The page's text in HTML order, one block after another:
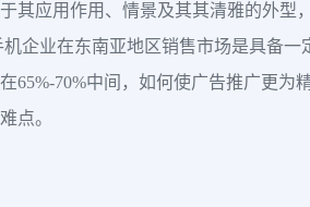
其应用作用、情景及其其清雅的外型
企业在东南亚地区销售市场是具备一
70%中间，如何使广告推广更为
点。